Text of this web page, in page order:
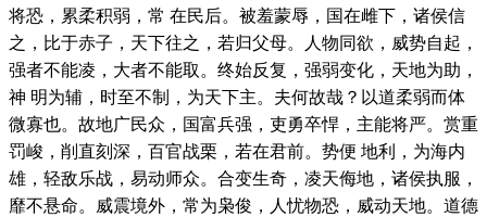
将恐，累柔积弱，常 在民后。被羞蒙辱，国在雌下，诸侯信
之，比于赤子，天下往之，若归父母。人物同欲，威势自起，
强者不能凌，大者不能取。终始反复，强弱变化，天地为助，
神 明为辅，时至不制，为天下主。夫何故哉？以道柔弱而体
微寡也。故地广民众，国富兵强，吏勇卒悍，主能将严。赏重
罚峻，削直刻深，百官战栗，若在君前。势便 地利，为海内
雄，轻敌乐战，易动师众。合变生奇，凌天侮地，诸侯执服，
靡不悬命。威震境外，常为枭俊，人忧物恐，威动天地。道德